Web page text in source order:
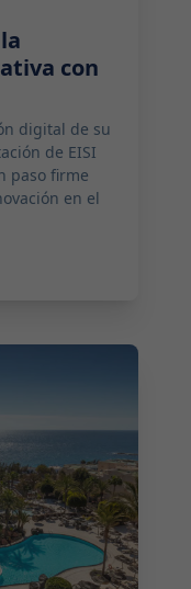
con
digital de su
de EISI
paso firme
en el